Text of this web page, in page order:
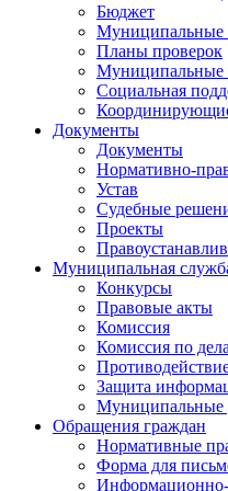
Бюджет
Муниципальные
Планы проверок
Муниципальные
Социальная
Документы
Документы
Нормативно-
Устав
Судебные
Проекты
Муниципальная
Конкурсы
Правовые акты
Комиссия
Комиссия по
Защита
Муниципальные
Обращения граждан
Нормативные
Форма для
Информационно-